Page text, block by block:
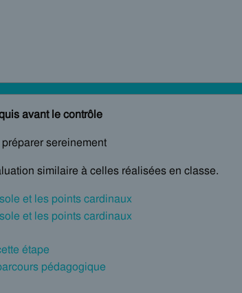
avant le contrôle
sereinement
similaire à celles réalisées en classe.
et les points cardinaux
et les points cardinaux
étape
pédagogique